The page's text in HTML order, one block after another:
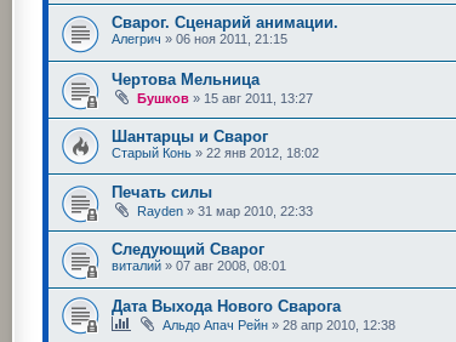
Сварог. Сценарий анимации.
Алегрич » 06 ноя 2011, 21:15
Чертова Мельница
Бушков » 15 авг 2011, 13:27
Шантарцы и Сварог
Старый Конь » 22 янв 2012, 18:02
Печать силы
Rayden » 31 мар 2010, 22:33
Следующий Сварог
виталий » 07 авг 2008, 08:01
Дата Выхода Нового Сварога
Альдо Апач Рейн » 28 апр 2010, 12:38